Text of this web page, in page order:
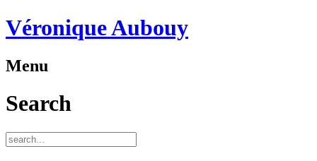
Véronique Aubouy
Menu
Search